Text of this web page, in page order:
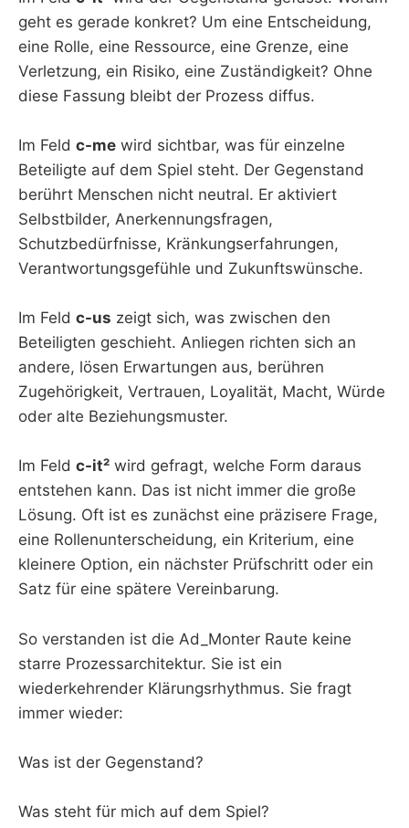
geht es gerade konkret? Um eine Entscheidung,
eine Rolle, eine Ressource, eine Grenze, eine
Verletzung, ein Risiko, eine Zuständigkeit? Ohne
diese Fassung bleibt der Prozess diffus.
Im Feld c-me wird sichtbar, was für einzelne
Beteiligte auf dem Spiel steht. Der Gegenstand
berührt Menschen nicht neutral. Er aktiviert
Selbstbilder, Anerkennungsfragen,
Schutzbedürfnisse, Kränkungserfahrungen,
Verantwortungsgefühle und Zukunftswünsche.
Im Feld c-us zeigt sich, was zwischen den
Beteiligten geschieht. Anliegen richten sich an
andere, lösen Erwartungen aus, berühren
Zugehörigkeit, Vertrauen, Loyalität, Macht, Würde
oder alte Beziehungsmuster.
Im Feld c-it² wird gefragt, welche Form daraus
entstehen kann. Das ist nicht immer die große
Lösung. Oft ist es zunächst eine präzisere Frage,
eine Rollenunterscheidung, ein Kriterium, eine
kleinere Option, ein nächster Prüfschritt oder ein
Satz für eine spätere Vereinbarung.
So verstanden ist die Ad_Monter Raute keine
starre Prozessarchitektur. Sie ist ein
wiederkehrender Klärungsrhythmus. Sie fragt
immer wieder:
Was ist der Gegenstand?
Was steht für mich auf dem Spiel?